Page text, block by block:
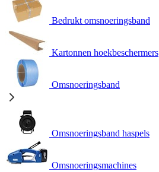
Bedrukt omsnoeringsband
Kartonnen hoekbeschermers
Omsnoeringsband
Omsnoeringsband haspels
Omsnoeringsmachines